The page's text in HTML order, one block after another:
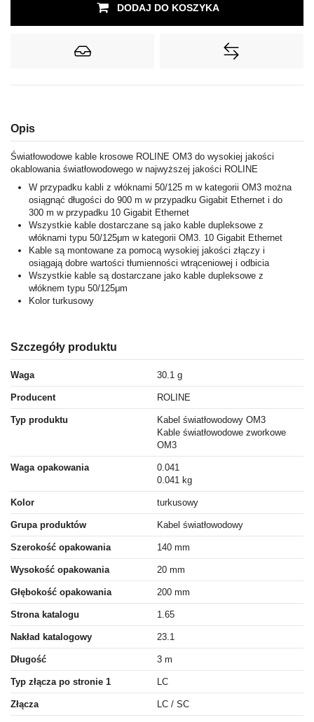
DODAJ DO KOSZYKA
Opis
Światłowodowe kable krosowe ROLINE OM3 do wysokiej jakości
okablowania światłowodowego w najwyższej jakości ROLINE
W przypadku kabli z włóknami 50/125 m w kategorii OM3 można
osiągnąć długości do 900 m w przypadku Gigabit Ethernet i do
300 m w przypadku 10 Gigabit Ethernet
Wszystkie kable dostarczane są jako kable dupleksowe z
włóknami typu 50/125μm w kategorii OM3. 10 Gigabit Ethernet
Kable są montowane za pomocą wysokiej jakości złączy i
osiągają dobre wartości tłumienności wtrąceniowej i odbicia
Wszystkie kable są dostarczane jako kable dupleksowe z
włóknem typu 50/125μm
Kolor turkusowy
Szczegóły produktu
Waga 30.1 g
Producent ROLINE
Typ produktu
Kabel światłowodowy OM3
Kable światłowodowe zworkowe
OM3
Waga opakowania
0.041
0.041 kg
Kolor turkusowy
Grupa produktów Kabel światłowodowy
Szerokość opakowania 140 mm
Wysokość opakowania 20 mm
Głębokość opakowania 200 mm
Strona katalogu 1.65
Nakład katalogowy 23.1
Długość 3 m
Typ złącza po stronie 1 LC
Złącza LC / SC